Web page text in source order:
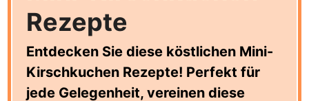
Rezepte
Entdecken Sie diese köstlichen Mini-
Kirschkuchen Rezepte! Perfekt für
jede Gelegenheit, vereinen diese